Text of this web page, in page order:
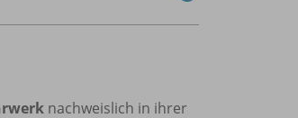
nachweislich in ihrer